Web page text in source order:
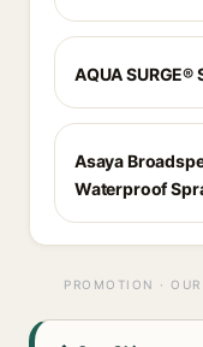
AQUA SURGE®
Asaya
Waterproof
PROMOTION ·